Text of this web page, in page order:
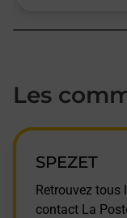
Les
SPEZET
Retrouvez tous
contact La